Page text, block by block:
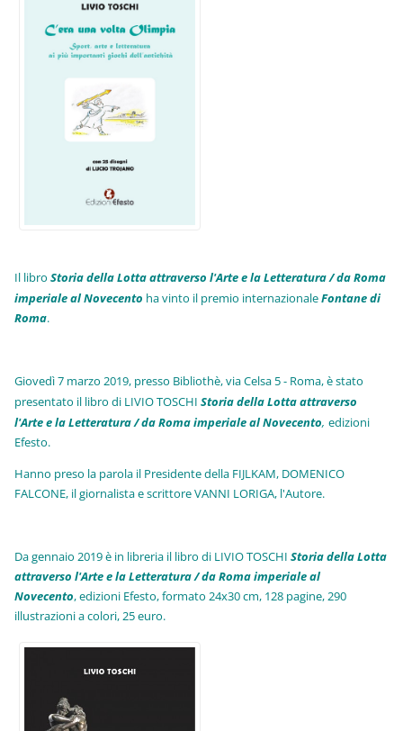
Il libroStoria della Lotta attraverso l'Arte e la Letteratura / da Roma
imperiale al Novecento ha vinto il premio internazionaleFontane di
Roma.
Giovedì 7 marzo 2019, presso Bibliothè, via Celsa 5 - Roma, è stato
presentato il libro di LIVIO TOSCHIStoria della Lotta attraverso
l'Arte e la Letteratura / da Roma imperiale al Novecento, edizioni
Efesto.
Hanno preso la parola il Presidente della FIJLKAM, DOMENICO
FALCONE, il giornalista e scrittore VANNI LORIGA, l'Autore.
Da gennaio 2019 è in libreria il libro di LIVIO TOSCHIStoria della Lotta
attraverso l'Arte e la Letteratura / da Roma imperiale al
Novecento, edizioni Efesto, formato 24x30 cm, 128 pagine, 290
illustrazioni a colori, 25 euro.